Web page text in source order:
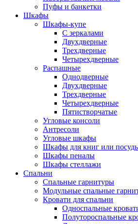
Пуфы и банкетки
Шкафы
Шкафы-купе
С зеркалами
Двухдверные
Трехдверные
Четырехдверные
Распашные
Однодверные
Двухдверные
Трехдверные
Четырехдверные
Пятистворчатые
Угловые консоли
Антресоли
Угловые шкафы
Шкафы для книг или
Шкафы пеналы
Шкафы стеллажи
Спальни
Спальные гарнитуры
Модульные спальные
Кровати для спальни
Односпальные
Полутороспальные